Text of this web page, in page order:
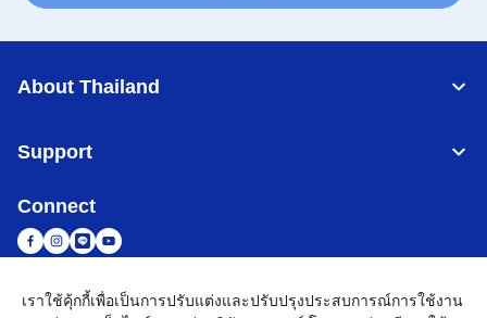
About Thailand
Support
Connect
เราใช้คุ้กกี้เพื่อเป็นการปรับแต่งและปรับปรุงประสบการณ์การใช้งาน